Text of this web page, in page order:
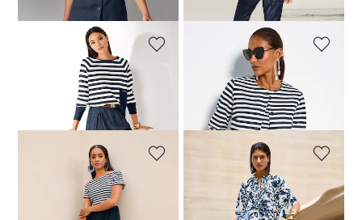
dagen**: 59,95 € (-16%)
139,95 €
MADELEINE
Shirtjasje
139,95 €169,95 €
Gestreepte jurk in materiaalmix
179,95 €
MADELEINE
Blouse met print
179,95 €